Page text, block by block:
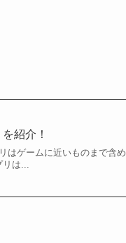
紹介！
はゲームに近いものまで含め
は...